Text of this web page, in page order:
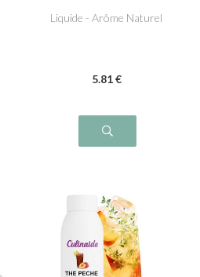
Liquide - Arôme Naturel
5.81 €